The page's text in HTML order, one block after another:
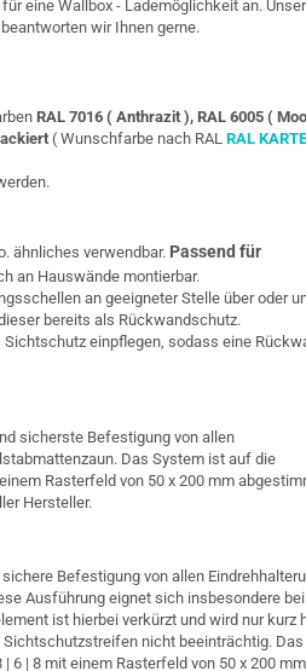
eine Wallbox - Lademöglichkeit an.
wir Ihnen gerne.
RAL 7016 ( Anthrazit ), RAL 6005 (
( Wunschfarbe nach RAL RAL KARTE
ähnliches verwendbar. Passend für
an Hauswände montierbar.
an geeigneter Stelle über oder
bereits als Rückwandschutz.
einpflegen, sodass eine
sicherste Befestigung von allen
Das System ist auf die
Rasterfeld von 50 x 200 mm
Hersteller.
Befestigung von allen
Ausführung eignet sich insbesondere bei
ist hierbei verkürzt und wird nur kurz
nicht beeinträchtig.
6 | 8 mit einem Rasterfeld von 50 x 200 mm